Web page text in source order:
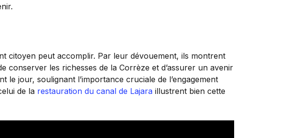
citoyen peut accomplir. Par leur dévouement, ils montrent
conserver les richesses de la Corrèze et d’assurer un avenir
le jour, soulignant l’importance cruciale de l’engagement
de la restauration du canal de Lajara illustrent bien cette